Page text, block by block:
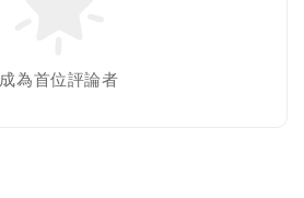
成為首位評論者